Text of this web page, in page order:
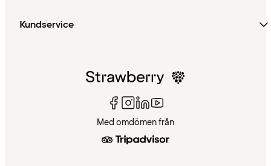
Kundservice
Med omdömen från